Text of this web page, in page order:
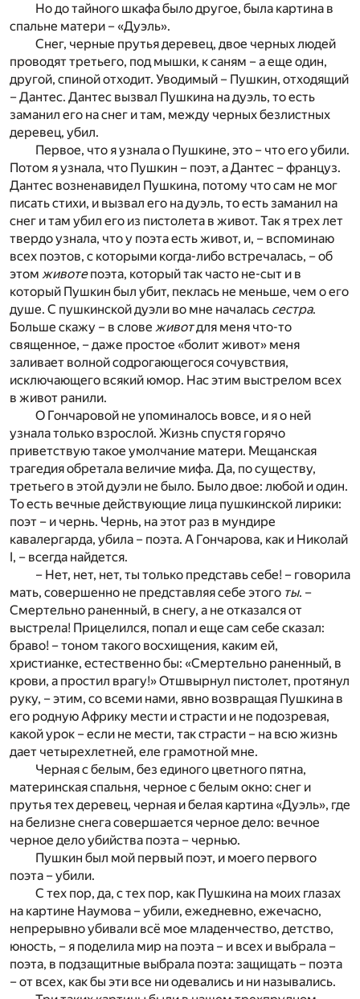
Но до тайного шкафа было другое, была картина в
спальне матери – «Дуэль».
Снег, черные прутья деревец, двое черных людей
проводят третьего, под мышки, к саням – а еще один,
другой, спиной отходит. Уводимый – Пушкин, отходящий
– Дантес. Дантес вызвал Пушкина на дуэль, то есть
заманил его на снег и там, между черных безлистных
деревец, убил.
Первое, что я узнала о Пушкине, это – что его убили.
Потом я узнала, что Пушкин – поэт, а Дантес – француз.
Дантес возненавидел Пушкина, потому что сам не мог
писать стихи, и вызвал его на дуэль, то есть заманил на
снег и там убил его из пистолета в живот. Так я трех лет
твердо узнала, что у поэта есть живот, и, – вспоминаю
всех поэтов, с которыми когда-либо встречалась, – об
этом животепоэта, который так часто не-сыт и в
который Пушкин был убит, пеклась не меньше, чем о его
душе. С пушкинской дуэли во мне началась сестра.
Больше скажу – в слове животдля меня что-то
священное, – даже простое «болит живот» меня
заливает волной содрогающегося сочувствия,
исключающего всякий юмор. Нас этим выстрелом всех
в живот ранили.
О Гончаровой не упоминалось вовсе, и я о ней
узнала только взрослой. Жизнь спустя горячо
приветствую такое умолчание матери. Мещанская
трагедия обретала величие мифа. Да, по существу,
третьего в этой дуэли не было. Было двое: любой и один.
То есть вечные действующие лица пушкинской лирики:
поэт – и чернь. Чернь, на этот раз в мундире
кавалергарда, убила – поэта. А Гончарова, как и Николай
I, – всегда найдется.
– Нет, нет, нет, ты только представь себе! – говорила
мать, совершенно не представляя себе этого ты. –
Смертельно раненный, в снегу, а не отказался от
выстрела! Прицелился, попал и еще сам себе сказал:
браво! – тоном такого восхищения, каким ей,
христианке, естественно бы: «Смертельно раненный, в
крови, а простил врагу!» Отшвырнул пистолет, протянул
руку, – этим, со всеми нами, явно возвращая Пушкина в
его родную Африку мести и страсти и не подозревая,
какой урок – если не мести, так страсти – на всю жизнь
дает четырехлетней, еле грамотной мне.
Черная с белым, без единого цветного пятна,
материнская спальня, черное с белым окно: снег и
прутья тех деревец, черная и белая картина «Дуэль», где
на белизне снега совершается черное дело: вечное
черное дело убийства поэта – чернью.
Пушкин был мой первый поэт, и моего первого
поэта – убили.
С тех пор, да, с тех пор, как Пушкина на моих глазах
на картине Наумова – убили, ежедневно, ежечасно,
непрерывно убивали всё мое младенчество, детство,
юность, – я поделила мир на поэта – и всех и выбрала –
поэта, в подзащитные выбрала поэта: защищать – поэта
– от всех, как бы эти все ни одевались и ни назывались.